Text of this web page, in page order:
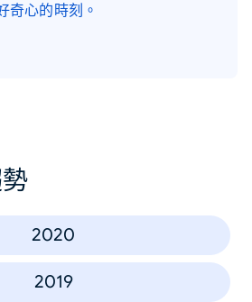
奇心的時刻。
2020
2019